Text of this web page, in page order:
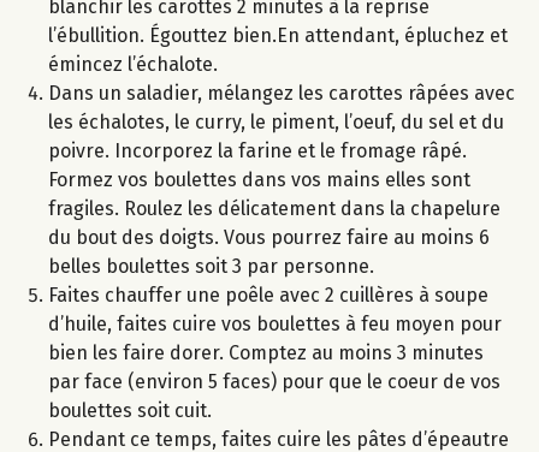
blanchir les carottes 2 minutes à la reprise
l’ébullition. Égouttez bien.En attendant, épluchez et
émincez l’échalote.
Dans un saladier, mélangez les carottes râpées avec
les échalotes, le curry, le piment, l’oeuf, du sel et du
poivre. Incorporez la farine et le fromage râpé.
Formez vos boulettes dans vos mains elles sont
fragiles. Roulez les délicatement dans la chapelure
du bout des doigts. Vous pourrez faire au moins 6
belles boulettes soit 3 par personne.
Faites chauffer une poêle avec 2 cuillères à soupe
d’huile, faites cuire vos boulettes à feu moyen pour
bien les faire dorer. Comptez au moins 3 minutes
par face (environ 5 faces) pour que le coeur de vos
boulettes soit cuit.
Pendant ce temps, faites cuire les pâtes d’épeautre